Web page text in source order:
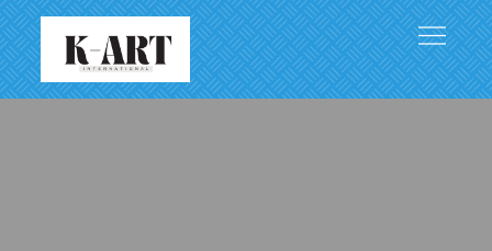
Skip
to
content
アジアと世界をつなぐ文化芸術の架け橋